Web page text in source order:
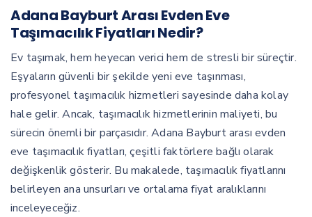
Adana Bayburt Arası Evden Eve
Taşımacılık Fiyatları Nedir?
Ev taşımak, hem heyecan verici hem de stresli bir süreçtir.
Eşyaların güvenli bir şekilde yeni eve taşınması,
profesyonel taşımacılık hizmetleri sayesinde daha kolay
hale gelir. Ancak, taşımacılık hizmetlerinin maliyeti, bu
sürecin önemli bir parçasıdır. Adana Bayburt arası evden
eve taşımacılık fiyatları, çeşitli faktörlere bağlı olarak
değişkenlik gösterir. Bu makalede, taşımacılık fiyatlarını
belirleyen ana unsurları ve ortalama fiyat aralıklarını
inceleyeceğiz.